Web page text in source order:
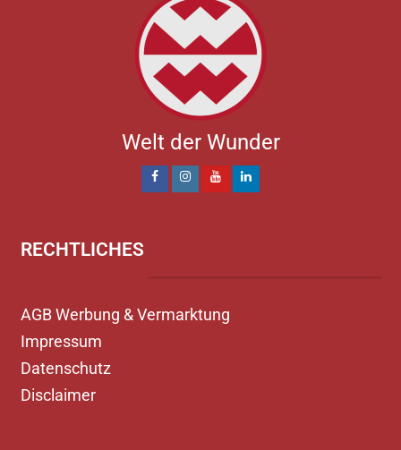
Welt der Wunder
RECHTLICHES
AGB Werbung & Vermarktung
Impressum
Datenschutz
Disclaimer